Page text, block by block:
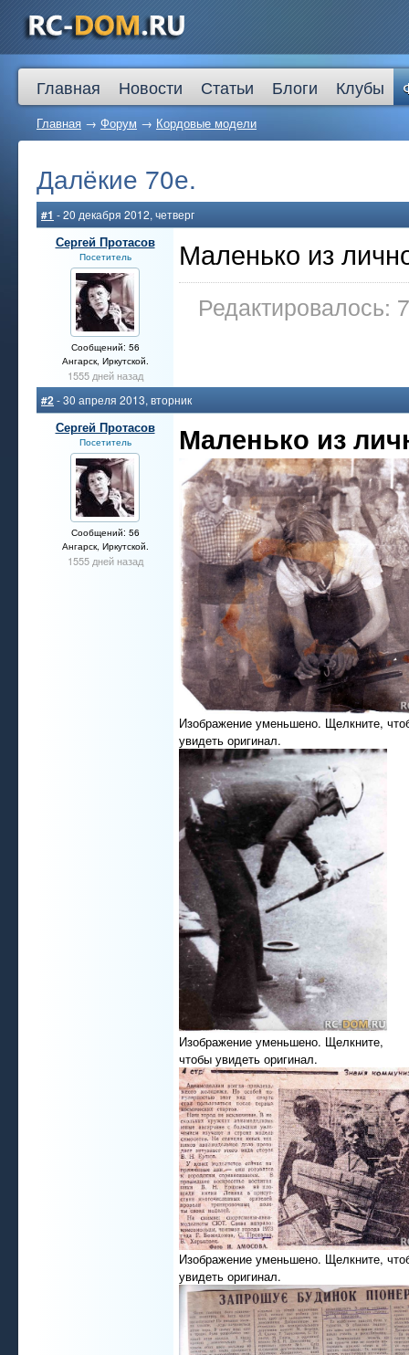
Главная Новости Статьи Блоги Клубы
Главная → Форум → Кордовые модели
Далёкие 70е.
#1 - 20 декабря 2012, четверг
Сергей Протасов
Посетитель
Сообщений: 56
Ангарск, Иркутской.
1555 дней назад
Маленько из
Редактировалось:
#2- 30 апреля 2013, вторник
Сергей Протасов
Посетитель
Сообщений: 56
Ангарск, Иркутской.
1555 дней назад
Маленько из
Изображение уменьшено. Щелкните,
увидеть оригинал.
Изображение уменьшено. Щелкните,
чтобы увидеть оригинал.
Изображение уменьшено. Щелкните,
увидеть оригинал.